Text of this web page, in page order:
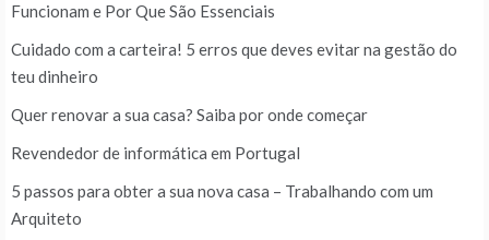
Funcionam e Por Que São Essenciais
Cuidado com a carteira! 5 erros que deves evitar na gestão do
teu dinheiro
Quer renovar a sua casa? Saiba por onde começar
Revendedor de informática em Portugal
5 passos para obter a sua nova casa – Trabalhando com um
Arquiteto